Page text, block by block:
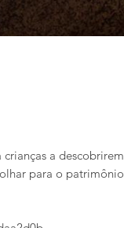
a descobrirem
para o patrimônio